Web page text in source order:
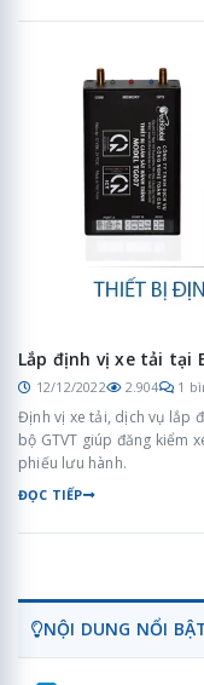
Lắp định vị xe tải tại
12/12/2022 2.904 1
Định vị xe tải, dịch vụ lắp
bộ GTVT giúp đăng kiểm
phiếu lưu hành.
ĐỌC TIẾP
NỘI DUNG NỔI BẬT